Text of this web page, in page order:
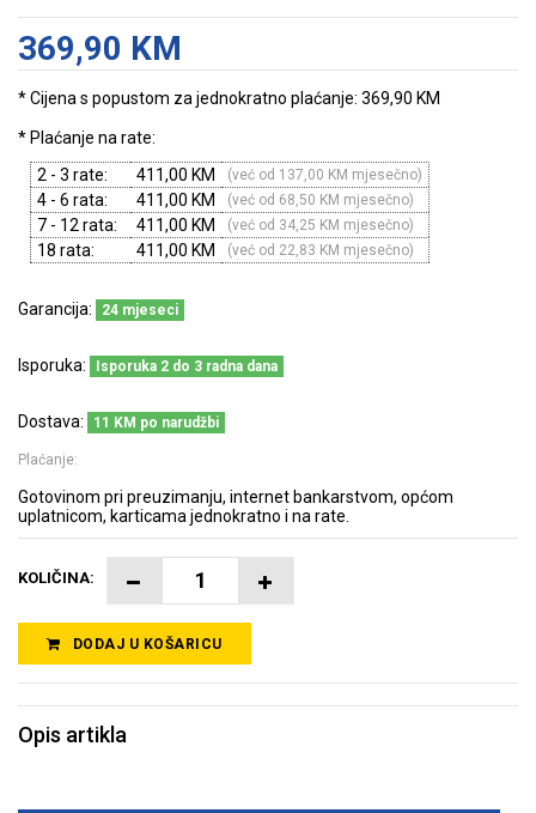
369,90 KM
* Cijena s popustom za jednokratno plaćanje: 369,90 KM
* Plaćanje na rate:
2 - 3 rate:
411,00 KM (već od 137,00 KM mjesečno)
4 - 6 rata: 411,00 KM (već od 68,50 KM mjesečno)
7 - 12 rata: 411,00 KM (već od 34,25 KM mjesečno)
18 rata: 411,00 KM (već od 22,83 KM mjesečno)
Garancija: 24 mjeseci
Isporuka: Isporuka 2 do 3 radna dana
Dostava: 11 KM po narudžbi
Plaćanje:
Gotovinom pri preuzimanju, internet bankarstvom, općom
uplatnicom, karticama jednokratno i na rate.
KOLIČINA:
DODAJ U KOŠARICU
Opis artikla